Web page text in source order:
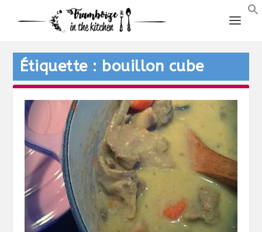
Étiquette : bouillon cube